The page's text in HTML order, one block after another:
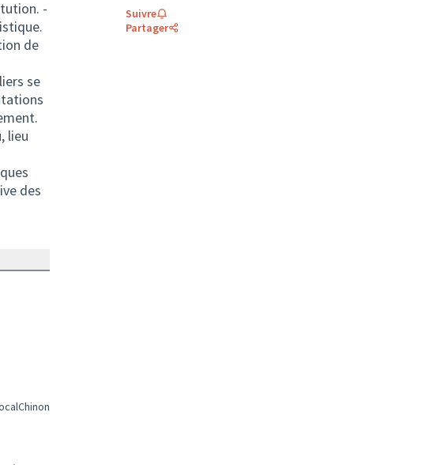
-
de
se
lieu
des
: Solidarité et développement local
Filtrer les résultats pour le secteur : Chinon
Chinon
Suivre
Partager